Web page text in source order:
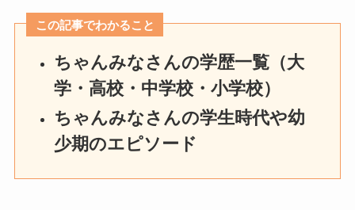
この記事でわかること
ちゃんみなさんの学歴一覧（大
学・高校・中学校・小学校）
ちゃんみなさんの学生時代や幼
少期のエピソード